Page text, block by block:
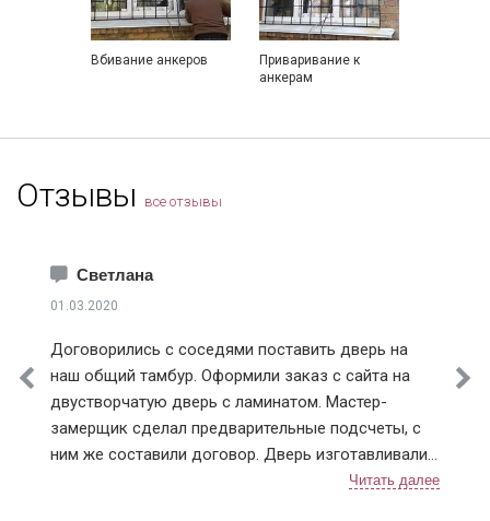
Вбивание анкеров
Приваривание к
анкерам
Отзывы все отзывы
Светлана
01.03.2020
Договорились с соседями поставить дверь на
наш общий тамбур. Оформили заказ с сайта на
двустворчатую дверь с ламинатом. Мастер-
замерщик сделал предварительные подсчеты, с
ним же составили договор. Дверь изготавливали
чуть больше недели, с доставкой тоже не